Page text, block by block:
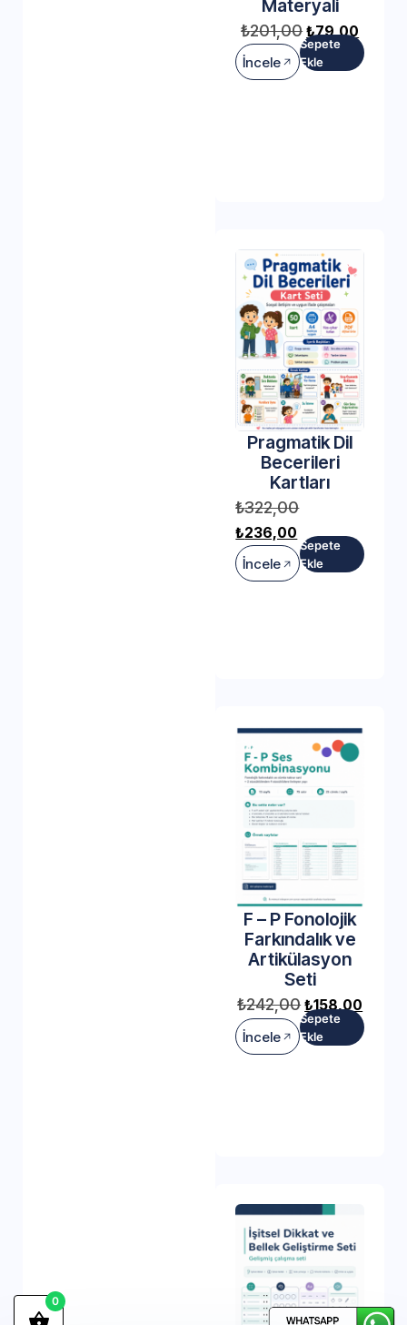
Materyali
₺201,00 ₺79,00
İncele
Sepete
Ekle
Pragmatik Dil
Becerileri
Kartları
₺322,00
₺236,00
İncele
Sepete
Ekle
F – P Fonolojik
Farkındalık ve
Artikülasyon
Seti
₺242,00 ₺158,00
İncele
Sepete
Ekle
0